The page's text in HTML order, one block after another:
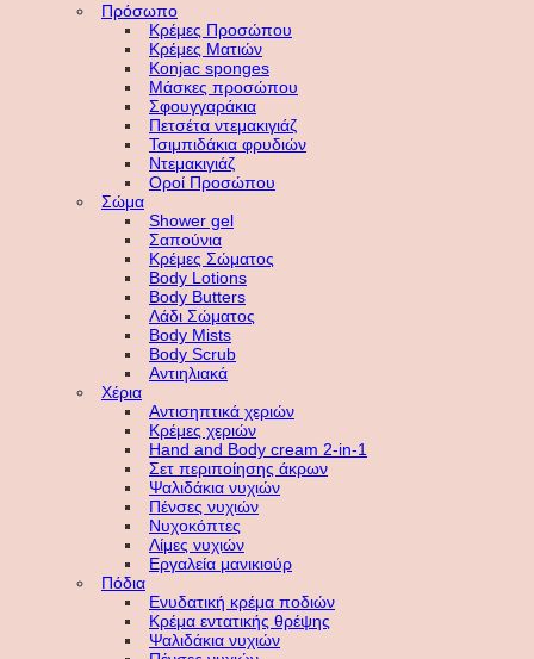
Πρόσωπο
Κρέμες Προσώπου
Κρέμες Ματιών
Konjac sponges
Μάσκες προσώπου
Σφουγγαράκια
Πετσέτα ντεμακιγιάζ
Τσιμπιδάκια φρυδιών
Ντεμακιγιάζ
Οροί Προσώπου
Σώμα
Shower gel
Σαπούνια
Κρέμες Σώματος
Body Lotions
Body Butters
Λάδι Σώματος
Body Mists
Body Scrub
Αντιηλιακά
Χέρια
Αντισηπτικά χεριών
Κρέμες χεριών
Hand and Body cream 2-in-1
Σετ περιποίησης άκρων
Ψαλιδάκια νυχιών
Πένσες νυχιών
Νυχοκόπτες
Λίμες νυχιών
Εργαλεία μανικιούρ
Πόδια
Ενυδατική κρέμα ποδιών
Κρέμα εντατικής θρέψης
Ψαλιδάκια νυχιών